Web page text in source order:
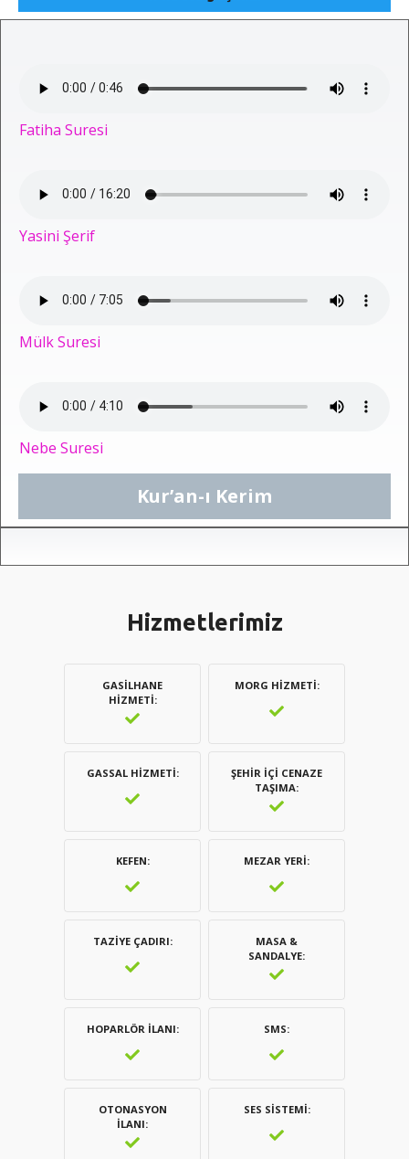
Fatiha Suresi
Yasini Şerif
Mülk Suresi
Nebe Suresi
Kur’an-ı Kerim
Hizmetlerimiz
GASILHANE
HIZMETI
MORG HIZMETI
GASSAL HIZMETI
ŞEHIR İÇI CENAZE
TAŞIMA
KEFEN MEZAR YERI
TAZIYE ÇADIRI
MASA &
SANDALYE
HOPARLÖR İLANI SMS
OTONASYON
İLANI
SES SISTEMI